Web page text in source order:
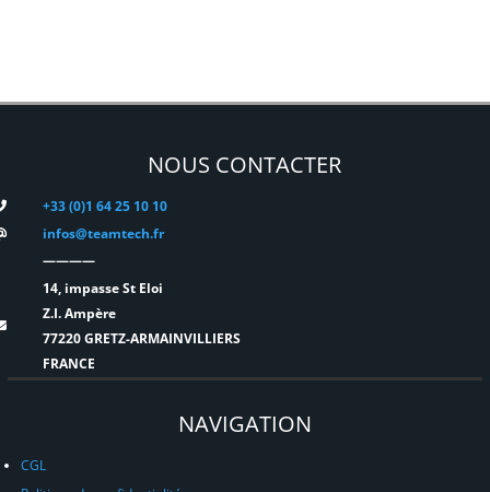
NOUS CONTACTER
+33 (0)1 64 25 10 10
infos@teamtech.fr
————
14, impasse St Eloi
Z.I. Ampère
77220 GRETZ-ARMAINVILLIERS
FRANCE
NAVIGATION
CGL